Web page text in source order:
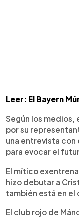
Leer: El Bayern
Según los
por su
una entrevista con
para evocar el
El mítico
hizo debutar a
también está en
El club rojo de